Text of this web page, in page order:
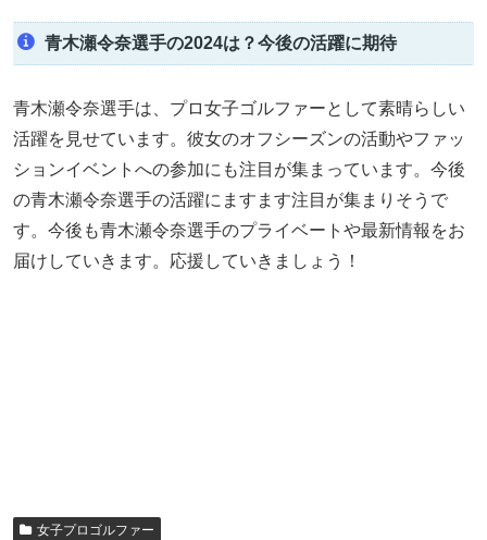
青木瀬令奈選手の2024は？今後の活躍に期待
青木瀬令奈選手は、プロ女子ゴルファーとして素晴らしい
活躍を見せています。彼女のオフシーズンの活動やファッ
ションイベントへの参加にも注目が集まっています。今後
の青木瀬令奈選手の活躍にますます注目が集まりそうで
す。今後も青木瀬令奈選手のプライベートや最新情報をお
届けしていきます。応援していきましょう！
女子プロゴルファー